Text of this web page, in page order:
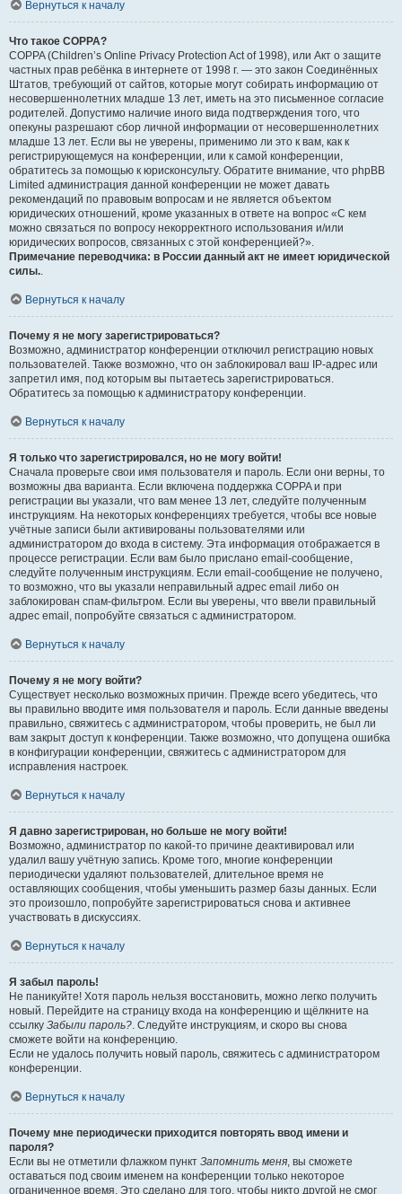
Вернуться к началу
Что такое COPPA?
COPPA (Children’s Online Privacy Protection Act of 1998), или Акт о защите
частных прав ребёнка в интернете от 1998 г. — это закон Соединённых
Штатов, требующий от сайтов, которые могут собирать информацию от
несовершеннолетних младше 13 лет, иметь на это письменное согласие
родителей. Допустимо наличие иного вида подтверждения того, что
опекуны разрешают сбор личной информации от несовершеннолетних
младше 13 лет. Если вы не уверены, применимо ли это к вам, как к
регистрирующемуся на конференции, или к самой конференции,
обратитесь за помощью к юрисконсульту. Обратите внимание, что phpBB
Limited администрация данной конференции не может давать
рекомендаций по правовым вопросам и не является объектом
юридических отношений, кроме указанных в ответе на вопрос «С кем
можно связаться по вопросу некорректного использования и/или
юридических вопросов, связанных с этой конференцией?».
Примечание переводчика: в России данный акт не имеет юридической
силы..
Вернуться к началу
Почему я не могу зарегистрироваться?
Возможно, администратор конференции отключил регистрацию новых
пользователей. Также возможно, что он заблокировал ваш IP-адрес или
запретил имя, под которым вы пытаетесь зарегистрироваться.
Обратитесь за помощью к администратору конференции.
Вернуться к началу
Я только что зарегистрировался, но не могу войти!
Сначала проверьте свои имя пользователя и пароль. Если они верны, то
возможны два варианта. Если включена поддержка COPPA и при
регистрации вы указали, что вам менее 13 лет, следуйте полученным
инструкциям. На некоторых конференциях требуется, чтобы все новые
учётные записи были активированы пользователями или
администратором до входа в систему. Эта информация отображается в
процессе регистрации. Если вам было прислано email-сообщение,
следуйте полученным инструкциям. Если email-сообщение не получено,
то возможно, что вы указали неправильный адрес email либо он
заблокирован спам-фильтром. Если вы уверены, что ввели правильный
адрес email, попробуйте связаться с администратором.
Вернуться к началу
Почему я не могу войти?
Существует несколько возможных причин. Прежде всего убедитесь, что
вы правильно вводите имя пользователя и пароль. Если данные введены
правильно, свяжитесь с администратором, чтобы проверить, не был ли
вам закрыт доступ к конференции. Также возможно, что допущена ошибка
в конфигурации конференции, свяжитесь с администратором для
исправления настроек.
Вернуться к началу
Я давно зарегистрирован, но больше не могу войти!
Возможно, администратор по какой-то причине деактивировал или
удалил вашу учётную запись. Кроме того, многие конференции
периодически удаляют пользователей, длительное время не
оставляющих сообщения, чтобы уменьшить размер базы данных. Если
это произошло, попробуйте зарегистрироваться снова и активнее
участвовать в дискуссиях.
Вернуться к началу
Я забыл пароль!
Не паникуйте! Хотя пароль нельзя восстановить, можно легко получить
новый. Перейдите на страницу входа на конференцию и щёлкните на
ссылку Забыли пароль?. Следуйте инструкциям, и скоро вы снова
сможете войти на конференцию.
Если не удалось получить новый пароль, свяжитесь с администратором
конференции.
Вернуться к началу
Почему мне периодически приходится повторять ввод имени и
пароля?
Если вы не отметили флажком пункт Запомнить меня, вы сможете
оставаться под своим именем на конференции только некоторое
ограниченное время. Это сделано для того, чтобы никто другой не смог